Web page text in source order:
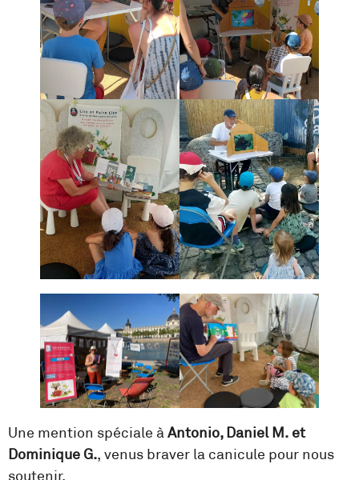
Une mention spéciale àAntonio, Daniel M. et
Dominique G., venus braver la canicule pour nous
soutenir.